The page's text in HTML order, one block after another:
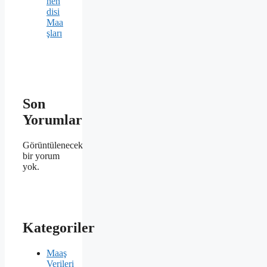
disi
Maa
şları
Son
Yorumlar
Görüntülenecek
bir yorum
yok.
Kategoriler
Maaş
Verileri